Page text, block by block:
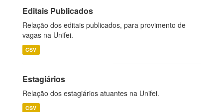
Editais Publicados
Relação dos editais publicados, para provimento de
vagas na Unifei.
CSV
Estagiários
Relação dos estagiários atuantes na Unifei.
CSV